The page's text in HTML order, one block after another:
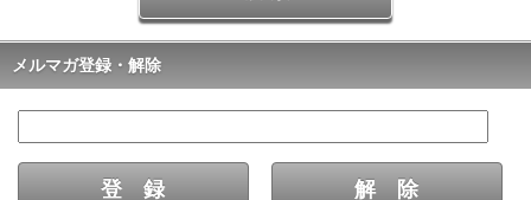
メルマガ登録・解除